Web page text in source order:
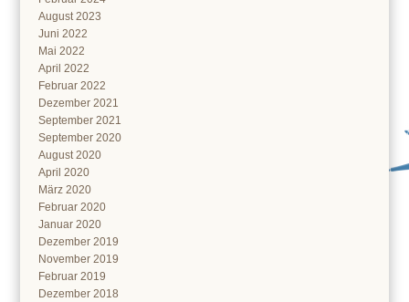
August 2023
Juni 2022
Mai 2022
April 2022
Februar 2022
Dezember 2021
September 2021
September 2020
August 2020
April 2020
März 2020
Februar 2020
Januar 2020
Dezember 2019
November 2019
Februar 2019
Dezember 2018